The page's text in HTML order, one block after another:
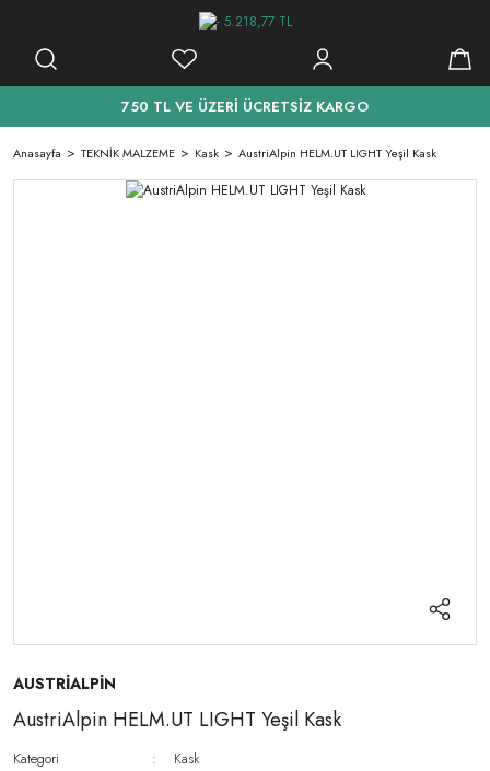
750 TL VE ÜZERİ ÜCRETSİZ KARGO
Anasayfa TEKNİK MALZEME Kask AustriAlpin HELM.UT LIGHT Yeşil Kask
AUSTRİALPİN
AustriAlpin HELM.UT LIGHT Yeşil Kask
Kategori
Kask